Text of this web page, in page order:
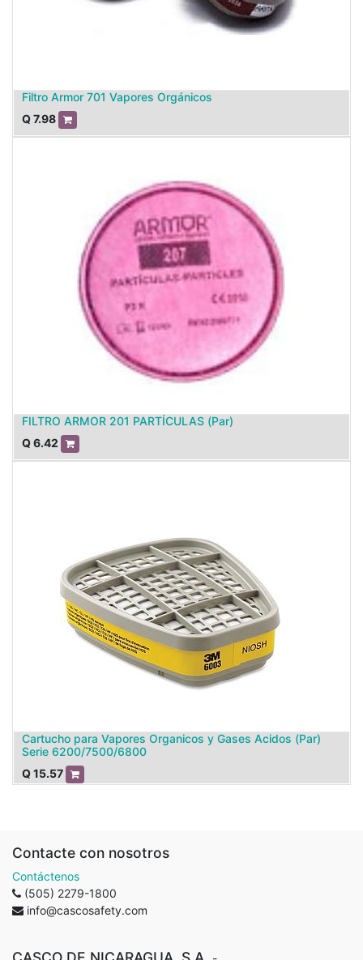
Filtro Armor 701 Vapores Orgánicos
Q7.98
FILTRO ARMOR 201 PARTÍCULAS (Par)
Q6.42
Cartucho para Vapores Organicos y Gases Acidos (Par)
Serie 6200/7500/6800
Q15.57
Contacte con nosotros
Contáctenos
(505) 2279-1800
info@cascosafety.com